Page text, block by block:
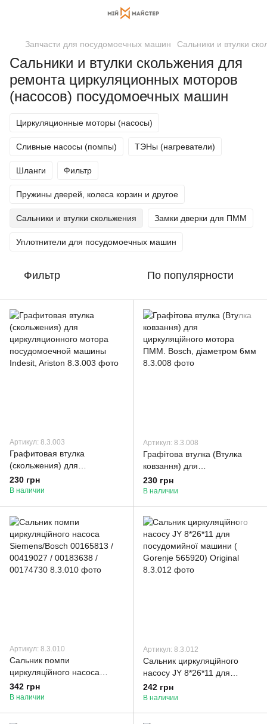
Запчасти для посудомоечных машин Сальники и втулки
Сальники и втулки скольжения для
ремонта циркуляционных моторов
(насосов) посудомоечных машин
Циркуляционные моторы (насосы)
Сливные насосы (помпы) ТЭНы (нагреватели)
Шланги Фильтр
Пружины дверей, колеса корзин и другое
Сальники и втулки скольжения Замки дверки для ПММ
Уплотнители для посудомоечных машин
Фильтр По популярности
Артикул: 8.3.003
Графитовая втулка
(скольжения) для
циркуляционного мотора
посудомоечной машины
230 грн
В наличии
Артикул: 8.3.008
Графітова втулка (Втулка
ковзання) для
циркуляційного мотора
ПММ. Bosch, діаметром 6мм
230 грн
В наличии
Артикул: 8.3.010
Сальник помпи
циркуляційного насоса
Siemens/Bosch 00165813 /
00419027 / 00183638 /
342 грн
В наличии
Артикул: 8.3.012
Сальник циркуляційного
насосу JY 8*26*11 для
посудомийної машини (
Gorenje 565920) Original
242 грн
В наличии